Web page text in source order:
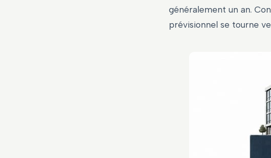
généralement un an.
prévisionnel se tourne